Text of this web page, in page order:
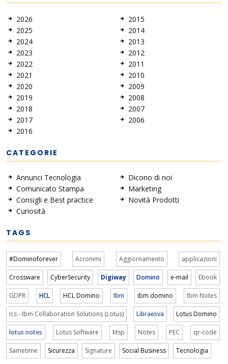
2026
2025
2024
2023
2022
2021
2020
2019
2018
2017
2016
2015
2014
2013
2012
2011
2010
2009
2008
2007
2006
CATEGORIE
Annunci Tecnologia
Comunicato Stampa
Consigli e Best practice
Curiosità
Dicono di noi
Marketing
Novità Prodotti
TAGS
#Dominoforever Acronimi Aggiornamento applicazioni
Crossware CyberSecurity Digiway Domino e-mail Ebook
GDPR HCL HCL Domino Ibm ibm domino Ibm Notes
Ics - Ibm Collaboration Solutions (Lotus) Libraesva Lotus Domino
lotus notes Lotus Software Msp Notes PEC qr-code
Sametime Sicurezza Signature Social Business Tecnologia